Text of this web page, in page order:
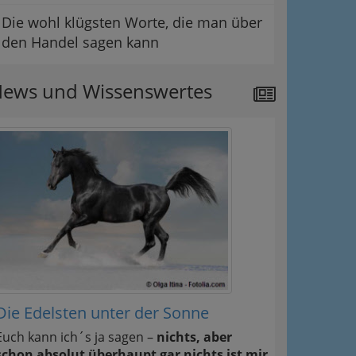
Die wohl klügsten Worte, die man über
den Handel sagen kann
und Wissenswertes
Edelsten unter der Sonne
kann ich´s ja sagen – nichts, aber